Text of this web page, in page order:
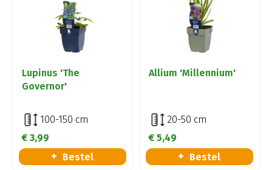
Lupinus 'The
Governor'
100-150 cm
€ 3,99
Bestel
Allium 'Millennium'
20-50 cm
€ 5,49
Bestel